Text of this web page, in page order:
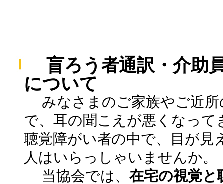
盲ろう者通訳・介助
について
みなさまのご家族やご近所
で、耳の聞こえが悪くなって
聴覚障がい者の中で、目が見
人はいらっしゃいませんか。
当協会では、 在宅の視覚と